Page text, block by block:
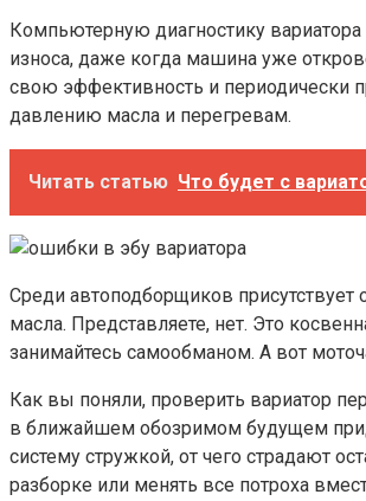
Компьютерную диагностику
износа, даже когда машина уже
свою эффективность и периодически
давлению масла и перегревам.
Читать статью Что будет с
Среди автоподборщиков
масла. Представляете, нет. Это
занимайтесь самообманом. А вот
Как вы поняли, проверить вариатор
в ближайшем обозримом будущем
систему стружкой, от чего страдают
разборке или менять все потроха